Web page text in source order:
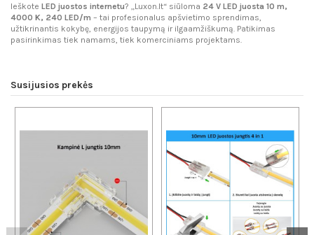
Ieškote LED juostos internetu? „Luxon.lt“ siūloma 24 V LED juosta 10 m,
4000 K, 240 LED/m – tai profesionalus apšvietimo sprendimas,
užtikrinantis kokybę, energijos taupymą ir ilgaamžiškumą. Patikimas
pasirinkimas tiek namams, tiek komerciniams projektams.
Susijusios prekės